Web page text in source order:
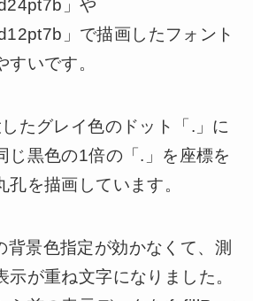
」や
」で描画したフォント
いです。
たグレイ色のドット「.」に
じ黒色の1倍の「.」を座標を
孔を描画しています。
景色指定が効かなくて、測
示が重ね文字になりました。